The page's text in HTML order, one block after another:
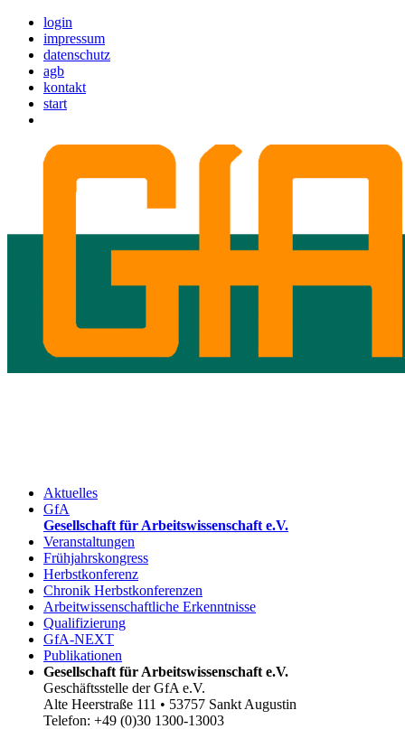
login
impressum
datenschutz
agb
kontakt
start
Aktuelles
GfA
Gesellschaft für Arbeitswissenschaft e.V.
Veranstaltungen
Frühjahrskongress
Herbstkonferenz
Chronik Herbstkonferenzen
Arbeitwissenschaftliche Erkenntnisse
Qualifizierung
GfA-NEXT
Publikationen
Gesellschaft für Arbeitswissenschaft e.V.
Geschäftsstelle der GfA e.V.
Alte Heerstraße 111 • 53757 Sankt Augustin
Telefon: +49 (0)30 1300-13003